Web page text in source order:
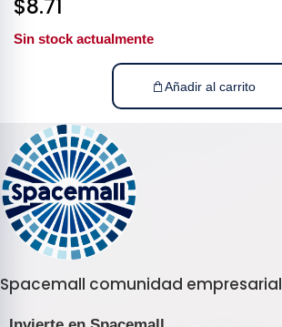
$8.71
Sin stock actualmente
Añadir al carrito
Spacemall comunidad empresarial